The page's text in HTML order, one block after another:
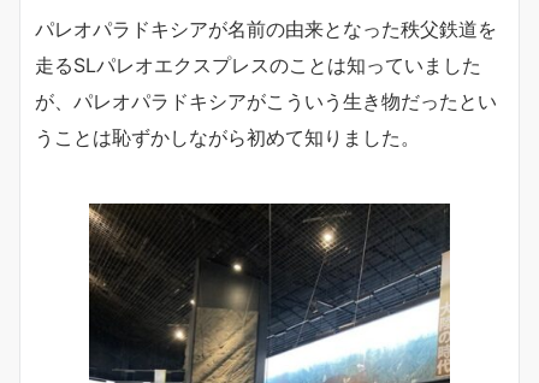
パレオパラドキシアが名前の由来となった秩父鉄道を
走るSLパレオエクスプレスのことは知っていました
が、パレオパラドキシアがこういう生き物だったとい
うことは恥ずかしながら初めて知りました。